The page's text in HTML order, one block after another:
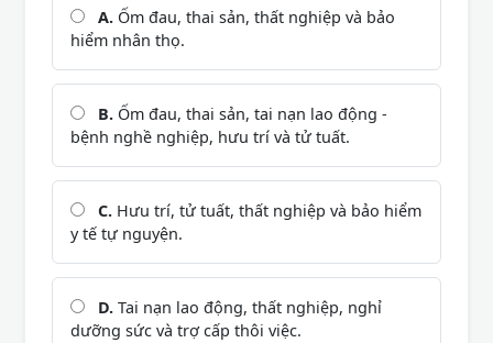
A. Ốm đau, thai sản, thất nghiệp và bảo
hiểm nhân thọ.
B. Ốm đau, thai sản, tai nạn lao động -
bệnh nghề nghiệp, hưu trí và tử tuất.
C. Hưu trí, tử tuất, thất nghiệp và bảo hiểm
y tế tự nguyện.
D. Tai nạn lao động, thất nghiệp, nghỉ
dưỡng sức và trợ cấp thôi việc.